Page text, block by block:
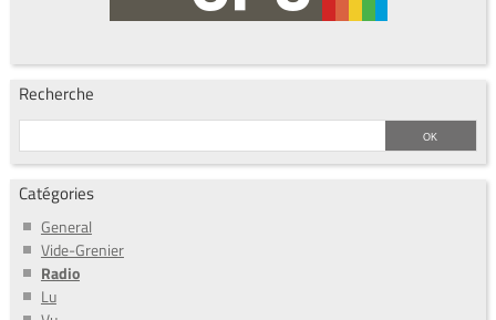
Recherche
Catégories
General
Vide-Grenier
Radio
Lu